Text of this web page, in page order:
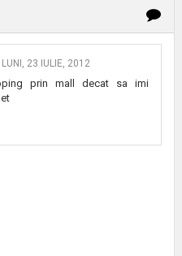
LUNI, 23 IULIE, 2012
prin mall decat sa imi